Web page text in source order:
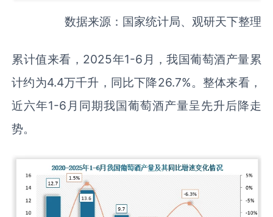
数据来源：国家统计局、观研天下整理
累计值来看，2025年1-6月，我国葡萄酒产量累
计约为4.4万千升，同比下降26.7%。整体来看，
近六年1-6月同期我国葡萄酒产量呈先升后降走
势。